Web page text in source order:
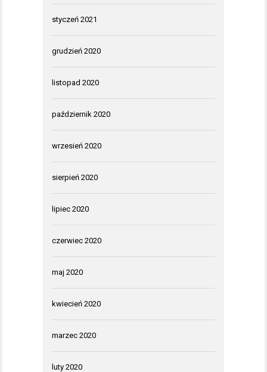
styczeń 2021
grudzień 2020
listopad 2020
październik 2020
wrzesień 2020
sierpień 2020
lipiec 2020
czerwiec 2020
maj 2020
kwiecień 2020
marzec 2020
luty 2020